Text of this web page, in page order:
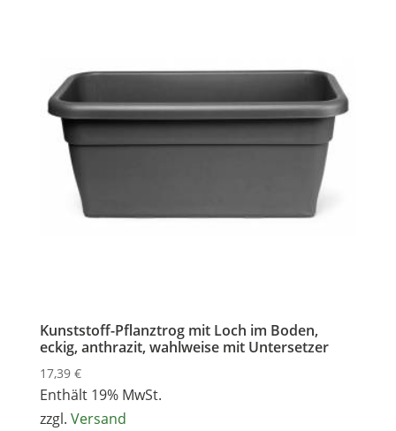
Kunststoff-Pflanztrog mit Loch im Boden,
eckig, anthrazit, wahlweise mit Untersetzer
17,39 €
Enthält 19% MwSt.
zzgl. Versand